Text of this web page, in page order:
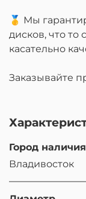
🥇 Мы
дисков, что то
касательно
Заказывайте
Город наличия
Владивосток